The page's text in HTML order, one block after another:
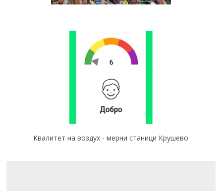
Квалитет на воздух - мерни станици Крушево